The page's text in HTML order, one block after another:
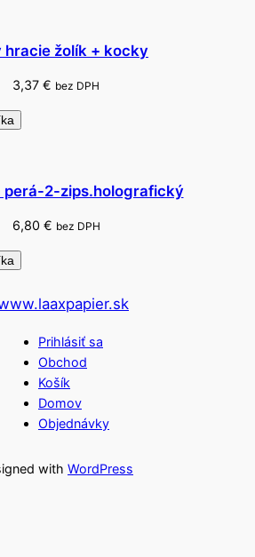
hracie žolík + kocky
3,37 € bez DPH
perá-2-zips.holografický
6,80 € bez DPH
Prihlásiť sa
Obchod
Košík
Domov
Objednávky
with WordPress